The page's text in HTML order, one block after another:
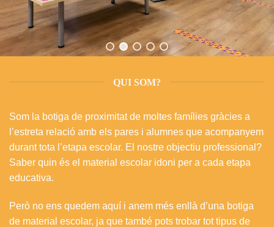
QUI SOM?
Som la botiga de proximitat de moltes famílies gràcies a
l’estreta relació amb els pares i alumnes que acompanyem
durant tota l’etapa escolar. El nostre objectiu professional?
Saber quin és el material escolar idoni per a cada etapa
educativa.
Però no ens quedem aquí i anem més enllà d’una botiga
de material escolar, ja que també pots trobar tot tipus de